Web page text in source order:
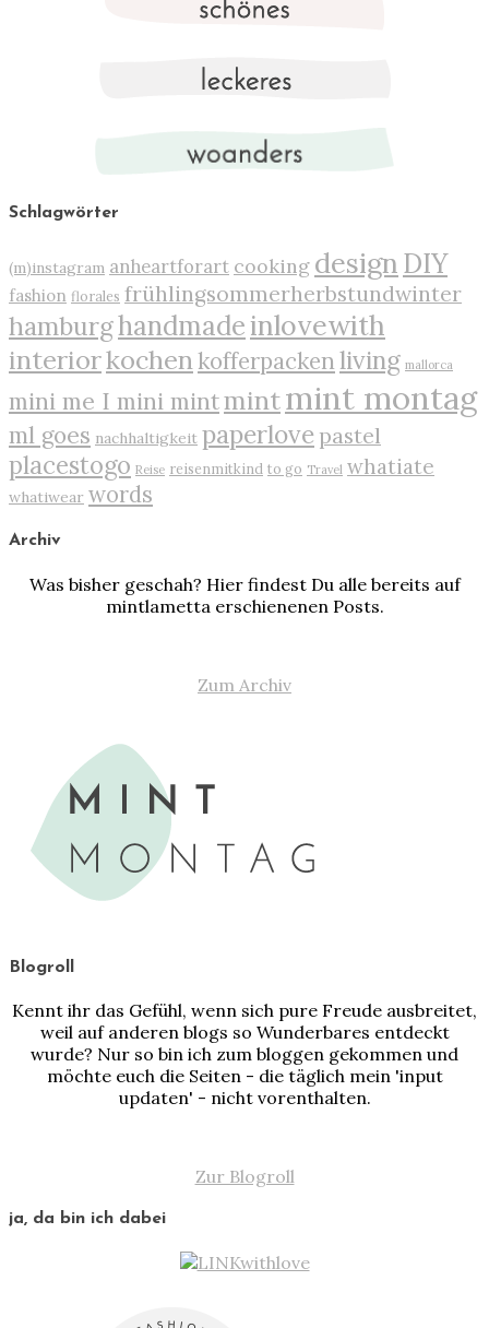
Schlagwörter
(m)instagram anheartforart cooking designDIY
fashion florales frühlingsommerherbstundwinter
hamburghandmadeinlovewith
interiorkochenkofferpackenliving mallorca
mini me I mini mintmintmint montag
ml goes nachhaltigkeit paperlove pastel
placestogo Reise reisenmitkind to go Travel whatiate
whatiwear words
Archiv
Was bisher geschah? Hier findest Du alle bereits auf
mintlametta erschienenen Posts.
Zum Archiv
Blogroll
Kennt ihr das Gefühl, wenn sich pure Freude ausbreitet,
weil auf anderen blogs so Wunderbares entdeckt
wurde? Nur so bin ich zum bloggen gekommen und
möchte euch die Seiten - die täglich mein 'input
updaten' - nicht vorenthalten.
Zur Blogroll
ja, da bin ich dabei